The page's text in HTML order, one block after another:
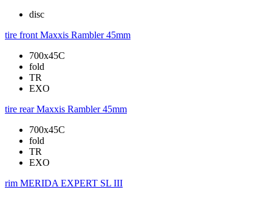
disc
tire front Maxxis Rambler 45mm
700x45C
fold
TR
EXO
tire rear Maxxis Rambler 45mm
700x45C
fold
TR
EXO
rim MERIDA EXPERT SL III